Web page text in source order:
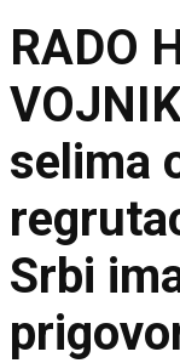
RADO
selima
Srbi